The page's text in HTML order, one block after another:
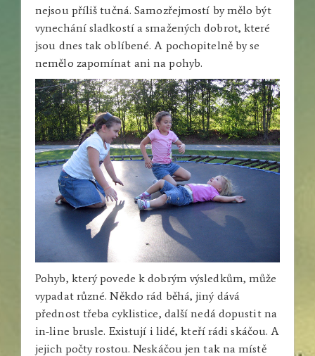
nejsou příliš tučná. Samozřejmostí by mělo být
vynechání sladkostí a smažených dobrot, které
jsou dnes tak oblíbené. A pochopitelně by se
nemělo zapomínat ani na pohyb.
Pohyb, který povede k dobrým výsledkům, může
vypadat různé. Někdo rád běhá, jiný dává
přednost třeba cyklistice, další nedá dopustit na
in-line brusle. Existují i lidé, kteří rádi skáčou. A
jejich počty rostou. Neskáčou jen tak na místě